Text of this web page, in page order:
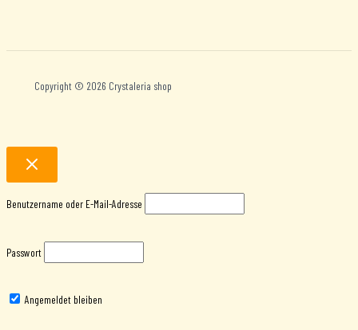
Copyright © 2026 Crystaleria shop
Benutzername oder E-Mail-Adresse
Passwort
Angemeldet bleiben